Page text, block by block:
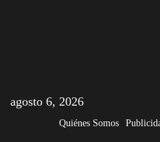
agosto 6, 2026
Quiénes Somos